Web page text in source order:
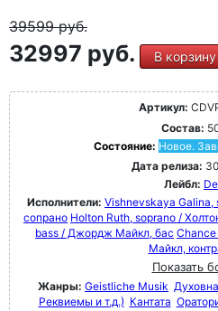
39599руб.
32997 руб. В корзину
Артикул:
Состав:
Состояние: Новое.
Дата релиза:
Лейбл:
Исполнители: Vishnevskaya Galina,
сопрано Holton Ruth, soprano /
bass / Джордж Майкл, бас
Майкл,
Показать
Жанры: Geistliche Musik
Реквиемы и т.д.) Кантата